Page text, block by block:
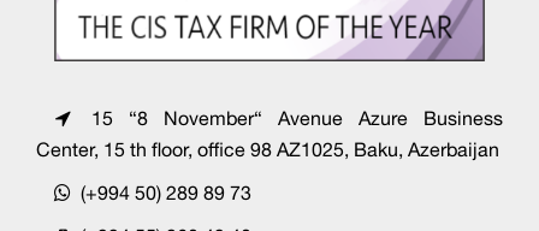
15 “8 November“ Avenue Azure Business
Center, 15 th floor, office 98 AZ1025, Baku, Azerbaijan
(+994 50) 289 89 73